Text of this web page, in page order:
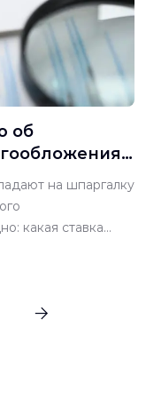
об
на шпаргалку
какая ставка
ответ зависит
из 27